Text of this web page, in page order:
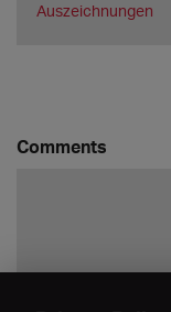
Auszeichnungen
Comments